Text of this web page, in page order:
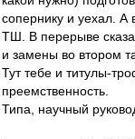
сопернику и уехал. А
ТШ. В перерыве
и замены во втором
Тут тебе и титулы-
преемственность.
Типа, научный